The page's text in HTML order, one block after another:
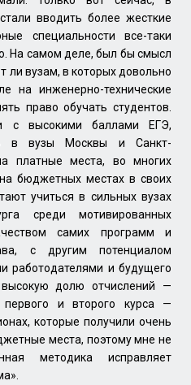
вводить более жесткие
специальности все-таки
На самом деле, был бы смысл
ли вузам, в которых довольно
на инженерно-технические
право обучать студентов.
с высокими баллами ЕГЭ,
в вузы Москвы и Санкт-
платные места, во многих
бюджетных местах в своих
учиться в сильных вузах
среди мотивированных
самих программ и
с другим потенциалом
работодателями и будущего
высокую долю отчислений —
и второго курса —
которые получили очень
места, поэтому мне не
методика исправляет